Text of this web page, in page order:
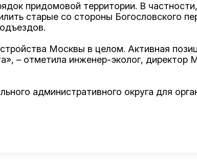
придомовой территории. В
старые со стороны Богословского
Москвы в целом. Активная
– отметила инженер-эколог, директор
административного округа для